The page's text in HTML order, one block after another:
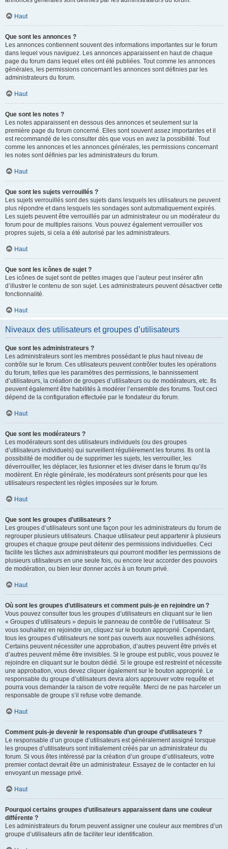
Haut
Que sont les annonces ?
Les annonces contiennent souvent des informations importantes sur le forum
dans lequel vous naviguez. Les annonces apparaissent en haut de chaque
page du forum dans lequel elles ont été publiées. Tout comme les annonces
générales, les permissions concernant les annonces sont définies par les
administrateurs du forum.
Haut
Que sont les notes ?
Les notes apparaissent en dessous des annonces et seulement sur la
première page du forum concerné. Elles sont souvent assez importantes et il
est recommandé de les consulter dès que vous en avez la possibilité. Tout
comme les annonces et les annonces générales, les permissions concernant
les notes sont définies par les administrateurs du forum.
Haut
Que sont les sujets verrouillés ?
Les sujets verrouillés sont des sujets dans lesquels les utilisateurs ne peuvent
plus répondre et dans lesquels les sondages sont automatiquement expirés.
Les sujets peuvent être verrouillés par un administrateur ou un modérateur du
forum pour de multiples raisons. Vous pouvez également verrouiller vos
propres sujets, si cela a été autorisé par les administrateurs.
Haut
Que sont les icônes de sujet ?
Les icônes de sujet sont de petites images que l’auteur peut insérer afin
d’illustrer le contenu de son sujet. Les administrateurs peuvent désactiver cette
fonctionnalité.
Haut
Niveaux des utilisateurs et groupes d’utilisateurs
Que sont les administrateurs ?
Les administrateurs sont les membres possédant le plus haut niveau de
contrôle sur le forum. Ces utilisateurs peuvent contrôler toutes les opérations
du forum, telles que les paramètres des permissions, le bannissement
d’utilisateurs, la création de groupes d’utilisateurs ou de modérateurs, etc. Ils
peuvent également être habilités à modérer l’ensemble des forums. Tout ceci
dépend de la configuration effectuée par le fondateur du forum.
Haut
Que sont les modérateurs ?
Les modérateurs sont des utilisateurs individuels (ou des groupes
d’utilisateurs individuels) qui surveillent régulièrement les forums. Ils ont la
possibilité de modifier ou de supprimer les sujets, les verrouiller, les
déverrouiller, les déplacer, les fusionner et les diviser dans le forum qu’ils
modèrent. En règle générale, les modérateurs sont présents pour que les
utilisateurs respectent les règles imposées sur le forum.
Haut
Que sont les groupes d’utilisateurs ?
Les groupes d’utilisateurs sont une façon pour les administrateurs du forum de
regrouper plusieurs utilisateurs. Chaque utilisateur peut appartenir à plusieurs
groupes et chaque groupe peut détenir des permissions individuelles. Ceci
facilite les tâches aux administrateurs qui pourront modifier les permissions de
plusieurs utilisateurs en une seule fois, ou encore leur accorder des pouvoirs
de modération, ou bien leur donner accès à un forum privé.
Haut
Où sont les groupes d’utilisateurs et comment puis-je en rejoindre un ?
Vous pouvez consulter tous les groupes d’utilisateurs en cliquant sur le lien
« Groupes d’utilisateurs » depuis le panneau de contrôle de l’utilisateur. Si
vous souhaitez en rejoindre un, cliquez sur le bouton approprié. Cependant,
tous les groupes d’utilisateurs ne sont pas ouverts aux nouvelles adhésions.
Certains peuvent nécessiter une approbation, d’autres peuvent être privés et
d’autres peuvent même être invisibles. Si le groupe est public, vous pouvez le
rejoindre en cliquant sur le bouton dédié. Si le groupe est restreint et nécessite
une approbation, vous devez cliquer également sur le bouton approprié. Le
responsable du groupe d’utilisateurs devra alors approuver votre requête et
pourra vous demander la raison de votre requête. Merci de ne pas harceler un
responsable de groupe s’il refuse votre demande.
Haut
Comment puis-je devenir le responsable d’un groupe d’utilisateurs ?
Le responsable d’un groupe d’utilisateurs est généralement assigné lorsque
les groupes d’utilisateurs sont initialement créés par un administrateur du
forum. Si vous êtes intéressé par la création d’un groupe d’utilisateurs, votre
premier contact devrait être un administrateur. Essayez de le contacter en lui
envoyant un message privé.
Haut
Pourquoi certains groupes d’utilisateurs apparaissent dans une couleur
différente ?
Les administrateurs du forum peuvent assigner une couleur aux membres d’un
groupe d’utilisateurs afin de faciliter leur identification.